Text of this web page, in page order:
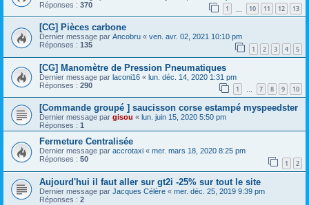
Réponses : 370 1 10 11 12 13
[CG] Pièces carbone
Dernier message par Ancobru « ven. avr. 02, 2021 10:10 pm
Réponses : 135 1 2 3 4 5
[CG] Manomètre de Pression Pneumatiques
Dernier message par laconi16 « lun. déc. 14, 2020 1:31 pm
Réponses : 290 1 7 8 9 10
[Commande groupé ] saucisson corse estampé myspeedster
Dernier message par gisou « lun. juin 15, 2020 5:50 pm
Réponses : 1
Fermeture Centralisée
Dernier message par accrotaxi « mer. mars 18, 2020 8:25 pm
Réponses : 50 1 2
Aujourd'hui il faut aller sur gt2i -25% sur tout le site
Dernier message par Jacques Célère « mer. déc. 25, 2019 9:39 pm
Réponses : 2